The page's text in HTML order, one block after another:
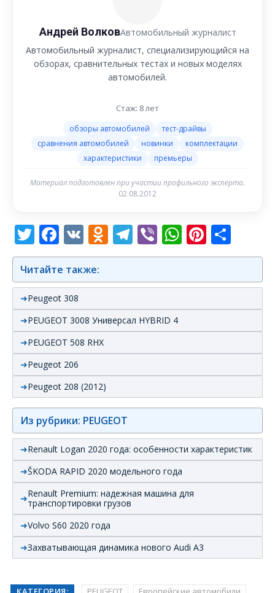
Андрей ВолковАвтомобильный журналист
Автомобильный журналист, специализирующийся на
обзорах, сравнительных тестах и новых моделях
автомобилей.
Стаж: 8 лет
обзоры автомобилей
тест-драйвы
сравнения автомобилей
новинки
комплектации
характеристики
премьеры
Материал подготовлен при участии профильного эксперта.
02.08.2012
Twitter
Facebook
VK Odnoklassniki
Telegram
Viber
Читайте также:
Peugeot 308
PEUGEOT 3008 Универсал HYBRID 4
PEUGEOT 508 RHX
Peugeot 206
Peugeot 208 (2012)
Из рубрики: PEUGEOT
Renault Logan 2020 года: особенности характеристик
ŠKODA RAPID 2020 модельного года
Renault Premium: надежная машина для
транспортировки грузов
Volvo S60 2020 года
Захватывающая динамика нового Audi А3